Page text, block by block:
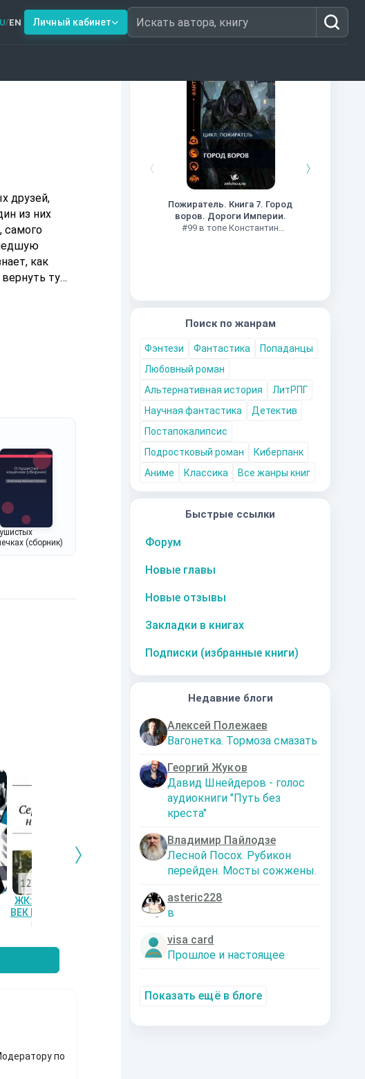
/EN Личный кабинет Искать автора, книгу
Книги из топ-100
Пожиратель. Книга 7. Город
воров. Дороги Империи.
#99 в топе Константин
Поиск по жанрам
Фэнтези Фантастика
Попаданцы
Любовный роман
Альтернативная история
ЛитРПГ
Научная фантастика
Детектив
Постапокалипсис
Подростковый роман
Киберпанк
Аниме
Классика Все жанры книг
Быстрые ссылки
Форум
Новые главы
Новые отзывы
Закладки в книгах
Подписки (избранные книги)
Недавние блоги
Алексей Полежаев
Вагонетка. Тормоза смазать
Георгий Жуков
Давид Шнейдеров - голос
аудиокниги "Путь без
креста"
Владимир Пайлодзе
Лесной Посох. Рубикон
перейден. Мосты сожжены.
asteric228
в
visa card
Прошлое и настоящее
Показать ещё в блоге
друзей,
из них
самого
как
ту
без следа?
(сборник)
ЖК: СЕРЕБРЯНЫЙ
ВЕК НАШЕЙ ЛЮБВИ
Гость-121359
Дальняя
экспедиция
Александрович
Кто я? Или как
по